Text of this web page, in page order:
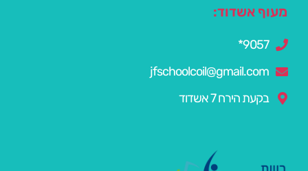
מעוף אשדוד:
9057*
jfschoolcoil@gmail.com
בקעת הירח 7 אשדוד